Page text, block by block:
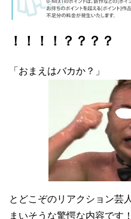
！！！！？？？？
「おまえはバカか？」
とどこぞのリアクション芸
まいそうな驚愕な内容です